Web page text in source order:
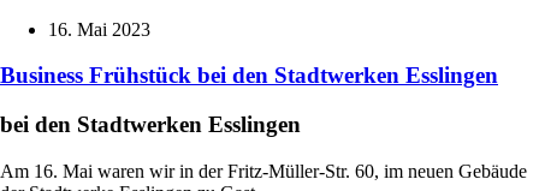
16. Mai 2023
Business Frühstück bei den Stadtwerken Esslingen
bei den Stadtwerken Esslingen
Am 16. Mai waren wir in der Fritz-Müller-Str. 60, im neuen Gebäude